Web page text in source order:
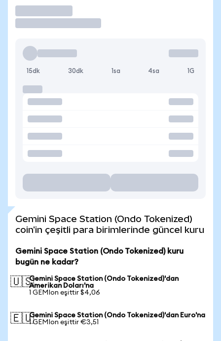
15dk 30dk 1sa 4sa 1G
Gemini Space Station (Ondo Tokenized)
coin'in çeşitli para birimlerinde güncel kuru
Gemini Space Station (Ondo Tokenized) kuru
bugün ne kadar?
🇺🇸Gemini Space Station (Ondo Tokenized)'dan
Amerikan Doları'na
1 GEMIon eşittir $4,06
🇪🇺Gemini Space Station (Ondo Tokenized)'dan Euro'na
1 GEMIon eşittir €3,51